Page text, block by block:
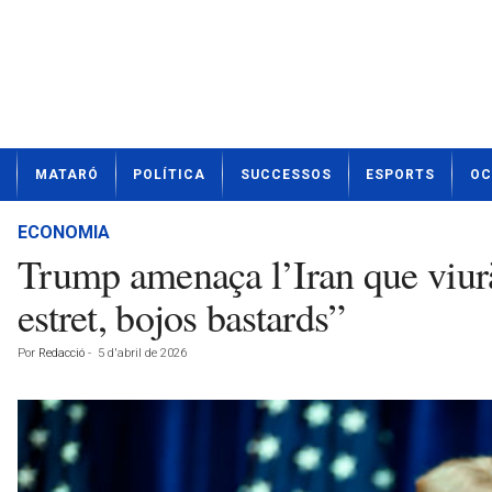
t
MATARÓ POLÍTICA SUCCESSOS ESPORTS OCI
ECONOMIA
Trump amenaça l’Iran que
estret, bojos bastards”
Por Redacció - 5 d'abril de 2026